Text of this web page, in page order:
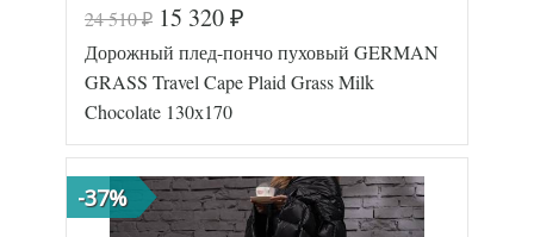
Код товара
577-569
Артикул
GG-54413
17
покрывала
130х170
Ткань
Лаке/
Батист
Производитель
German
Grass
(Австрия)
24 510₽ 15 320 ₽
Дорожный плед-пончо пуховый GERMAN
GRASS Travel Cape Plaid Grass Milk
Chocolate 130х170
-37%